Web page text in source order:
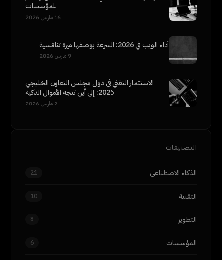
للمؤسسات
16 مارس 2026
أداء الويب في 2026: السرعة بوصفها ميزة تنافسية
9 مارس 2026
الاستثمار التقني في دول مجلس التعاون الخليجي
2026: إلى أين تتجه الأموال الذكية
2 مارس 2026
التصنيفات
الذكاء الاصطناعي 21
التقنية 10
التطوير 8
المؤسسات 6